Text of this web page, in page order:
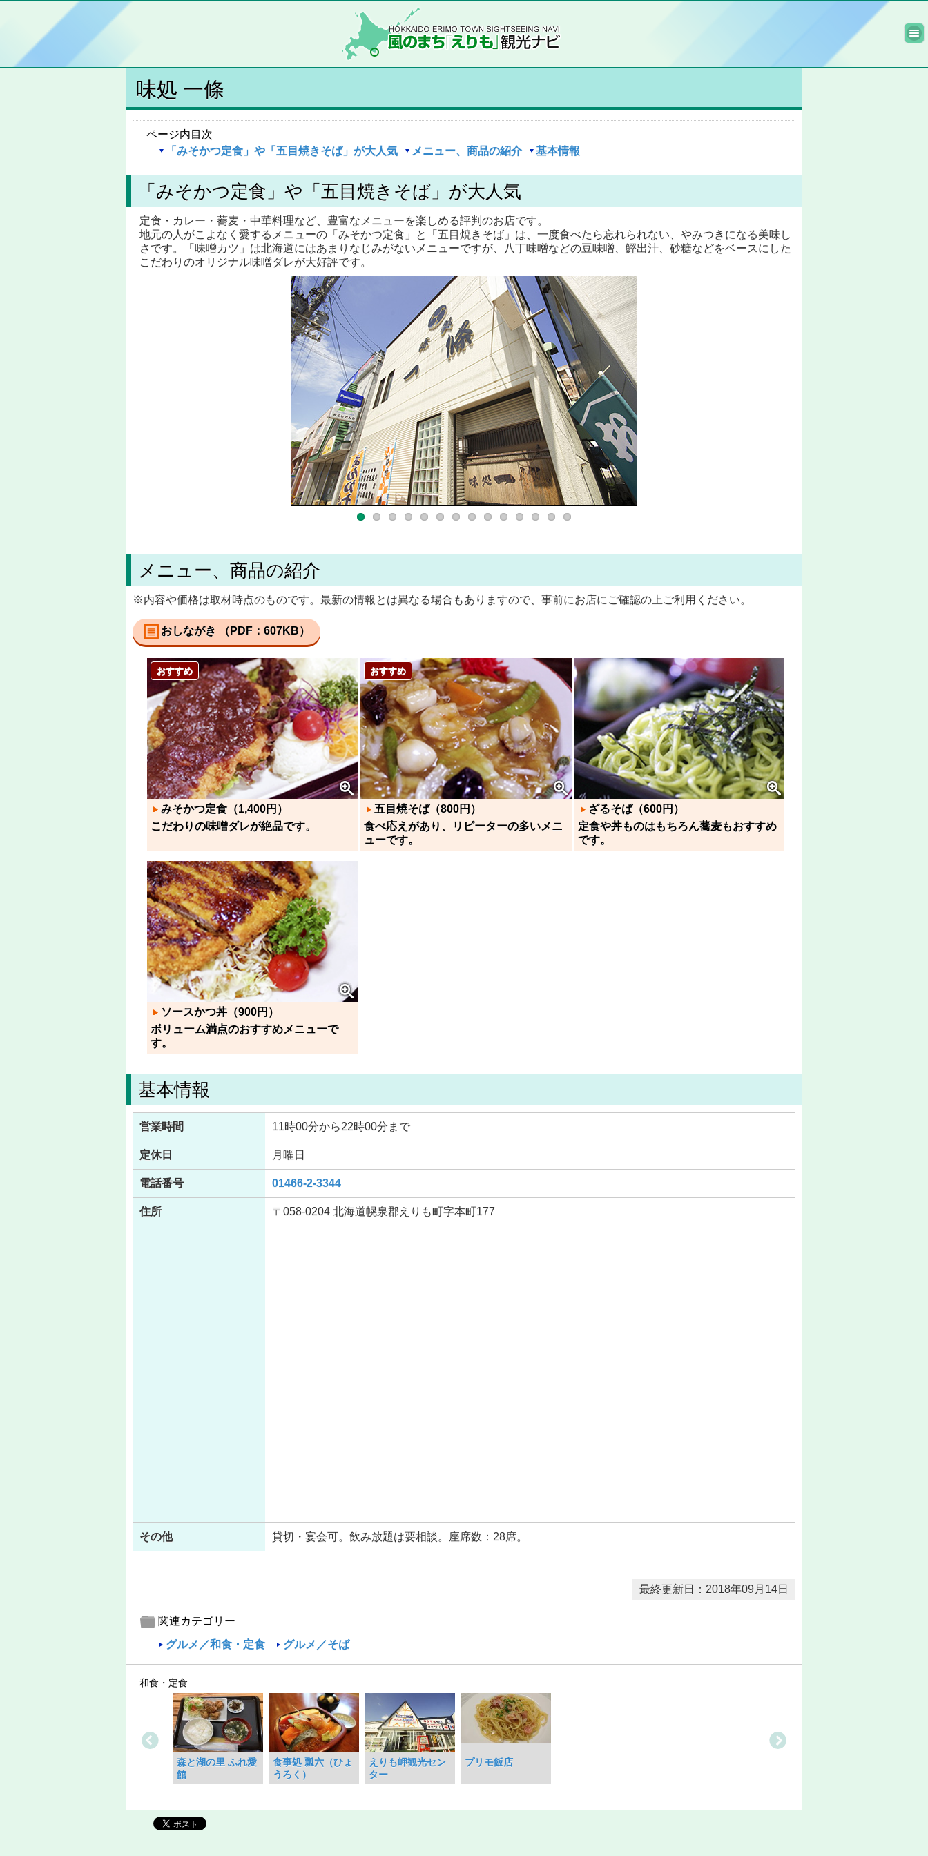
味処 一條
ページ内目次
「みそかつ定食」や「五目焼きそば」が大人気
メニュー、商品の紹介 基本情報
「みそかつ定食」や「五目焼きそば」が大人気
定食・カレー・蕎麦・中華料理など、豊富なメニューを楽しめる評判のお店です。
地元の人がこよなく愛するメニューの「みそかつ定食」と「五目焼きそば」は、一度食べたら忘れられない、やみつきになる美味し
さです。「味噌カツ」は北海道にはあまりなじみがないメニューですが、八丁味噌などの豆味噌、鰹出汁、砂糖などをベースにした
こだわりのオリジナル味噌ダレが大好評です。
メニュー、商品の紹介
※内容や価格は取材時点のものです。最新の情報とは異なる場合もありますので、事前にお店にご確認の上ご利用ください。
おしながき （PDF：607KB）
おすすめ
みそかつ定食（1,400円）
こだわりの味噌ダレが絶品です。
おすすめ
五目焼そば（800円）
食べ応えがあり、リピーターの多いメニ
ューです。
ざるそば（600円）
定食や丼ものはもちろん蕎麦もおすすめ
です。
ソースかつ丼（900円）
ボリューム満点のおすすめメニューで
す。
基本情報
営業時間 11時00分から22時00分まで
定休日 月曜日
電話番号 01466-2-3344
住所 〒058-0204 北海道幌泉郡えりも町字本町177
その他 貸切・宴会可。飲み放題は要相談。座席数：28席。
最終更新日：2018年09月14日
関連カテゴリー
グルメ／和食・定食 グルメ／そば
和食・定食
森と湖の里 ふれ愛
館
食事処 瓢六（ひょ
うろく）
えりも岬観光セン
ター
プリモ飯店